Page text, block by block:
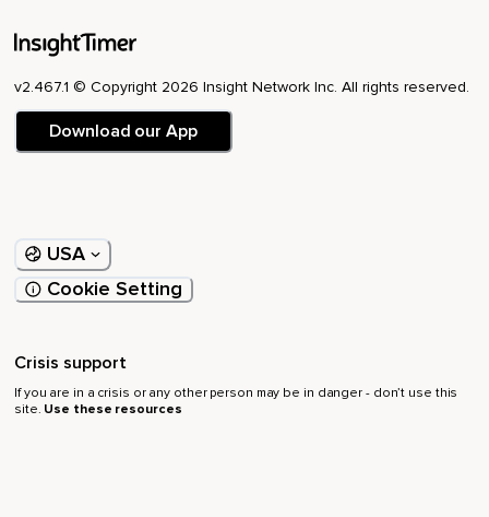
Wird größer,
Du versprühst dein wunderschönes Leuchten ins gesamte
Universum,
Vollkommen gereinigt,
Gestärkt mit neuer Lebensenergie,
Herzenswärme und Vertrauen.
v2.467.1 © Copyright 2026 Insight Network Inc. All rights reserved.
Download our App
USA
Cookie Setting
Crisis support
If you are in a crisis or any other person may be in danger - don’t use this
site. Use these resources